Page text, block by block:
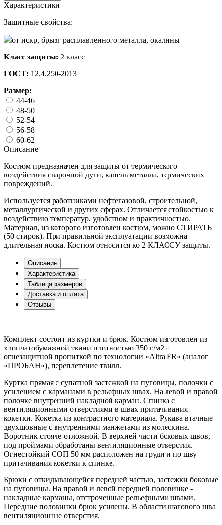
Характеристики
Защитные свойства:
от искр, брызг расплавленного металла, окалины
Класс защиты: 2 класс
ГОСТ: 12.4.250-2013
Размер:
44-46
48-50
52-54
56-58
60-62
Описание
Костюм предназначен для защиты от термического
воздействия сварочной дуги, капель металла, термических
повреждений.
Используется работниками нефтегазовой, строительной,
металлургической и других сферах. Отличается стойкостью к
воздействию температур, удобством и практичностью.
Материал, из которого изготовлен костюм, можно СТИРАТЬ
(50 стирок). При правильной эксплуатации возможна
длительная носка. Костюм относится ко 2 КЛАССУ защиты.
Описание
Характеристика
Таблица размеров
Доставка и оплата
Отзывы
Комплект состоит из куртки и брюк. Костюм изготовлен из
хлопчатобумажной ткани плотностью 350 г/м2 с
огнезащитной пропиткой по технологии «Altra FR» (аналог
«ПРОБАН»), переплетение твилл.
Куртка прямая с супатной застежкой на пуговицы, полочки с
усилением с карманами в рельефных швах. На левой и правой
полочке внутренний накладной карман. Спинка с
вентиляционными отверстиями в швах притачивания
кокетки. Кокетка из контрастного материала. Рукава втачные
двухшовные с внутренними манжетами из молескина.
Воротник стояче-отложной. В верхней части боковых швов,
под проймами обработаны вентиляционные отверстия.
Огнестойкий СОП 50 мм расположен на груди и по шву
притачивания кокетки к спинке.
Брюки с откидывающейся передней частью, застежки боковые
на пуговицы. На правой и левой передней половинке -
накладные карманы, отстроченные рельефными швами.
Передние половинки брюк усилены. В области шагового шва
вентиляционные отверстия.